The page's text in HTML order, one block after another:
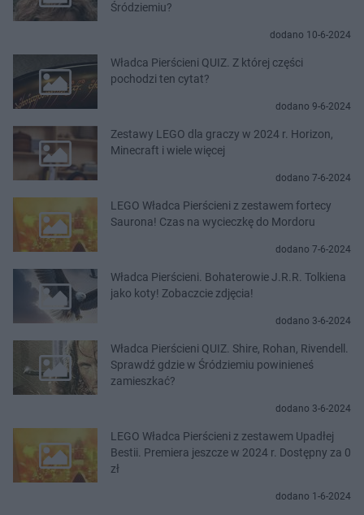
Śródziemiu?
dodano 10-6-2024
Władca Pierścieni QUIZ. Z której części
pochodzi ten cytat?
dodano 9-6-2024
Zestawy LEGO dla graczy w 2024 r. Horizon,
Minecraft i wiele więcej
dodano 7-6-2024
LEGO Władca Pierścieni z zestawem fortecy
Saurona! Czas na wycieczkę do Mordoru
dodano 7-6-2024
Władca Pierścieni. Bohaterowie J.R.R. Tolkiena
jako koty! Zobaczcie zdjęcia!
dodano 3-6-2024
Władca Pierścieni QUIZ. Shire, Rohan, Rivendell.
Sprawdź gdzie w Śródziemiu powinieneś
zamieszkać?
dodano 3-6-2024
LEGO Władca Pierścieni z zestawem Upadłej
Bestii. Premiera jeszcze w 2024 r. Dostępny za 0
zł
dodano 1-6-2024